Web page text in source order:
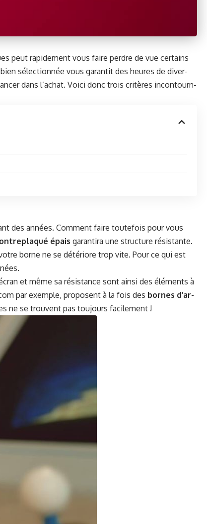
peut rapi­de­ment vous faire per­dre de vue cer­tains
sélec­tion­née vous garan­tit des heures de diver­
dans l’achat. Voici donc trois critères incon­tourn­
des années. Com­ment faire toute­fois pour vous
épais garan­ti­ra une struc­ture résis­tante.
borne ne se détéri­ore trop vite. Pour ce qui est
et même sa résis­tance sont ain­si des élé­ments à
par exem­ple, pro­posent à la fois des bornes d’ar­
ne se trou­vent pas tou­jours facilement !